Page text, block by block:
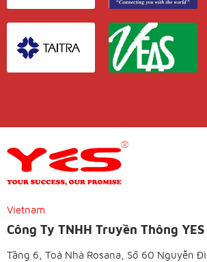
Vietnam
Công Ty TNHH Truyền Thông YES
Tầng 6, Toà Nhà Rosana, Số 60 Nguyễn